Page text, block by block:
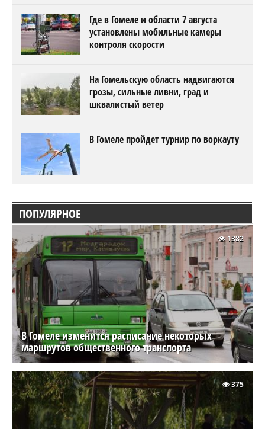
Где в Гомеле и области 7 августа
установлены мобильные камеры
контроля скорости
На Гомельскую область надвигаются
грозы, сильные ливни, град и
шквалистый ветер
В Гомеле пройдет турнир по воркауту
ПОПУЛЯРНОЕ
В Гомеле изменится расписание некоторых
маршрутов общественного транспорта
1382
375